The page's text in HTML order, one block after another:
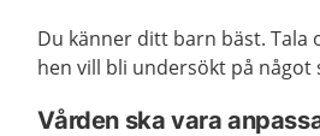
Du känner ditt barn bäst.
hen vill bli undersökt på något
Vården ska vara